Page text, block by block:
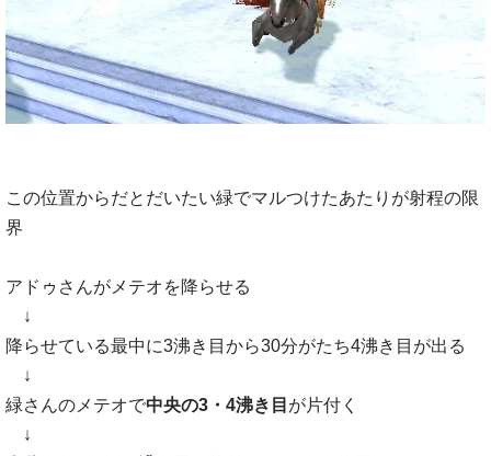
この位置からだとだいたい緑でマルつけたあたりが射程の限
界
アドゥさんがメテオを降らせる
↓
降らせている最中に3沸き目から30分がたち4沸き目が出る
↓
緑さんのメテオで中央の3・4沸き目 が片付く
↓